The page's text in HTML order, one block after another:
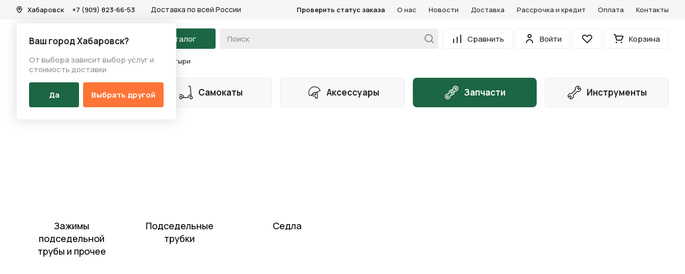
Хабаровск
Ваш город Хабаровск?
От выбора зависит выбор услуг и
стоимость доставки
Да Выбрать другой
+7 (909) 823-66-53 Доставка по всей России Проверить статус заказа О нас Новости Доставка Рассрочка и кредит Оплата Контакты
На главную Каталог Сравнить
Войти
Избранное Корзина
Каталог/Запчасти/Седла и подседельные штыри
Разделы каталога
Велосипеды Самокаты Аксессуары Запчасти Инструменты
Зажимы
подседельной
трубы и прочее
Подседельные
трубки
Седла